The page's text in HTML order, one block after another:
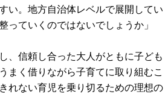
い。地方自治体レベルで展開してい
っていくのではないでしょうか」
、信頼し合った大人がともに子ども
まく借りながら子育てに取り組むこ
れない育児を乗り切るための理想の